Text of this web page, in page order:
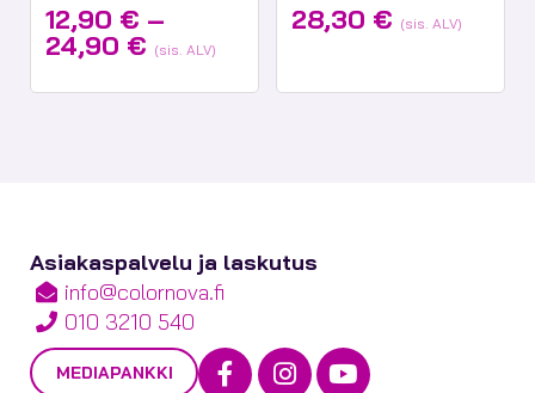
12,90 € –
24,90 € Hintaluokka:
-
(sis. ALV)
28,30 € (sis. ALV)
Asiakaspalvelu ja laskutus
info@colornova.fi
010 3210 540
MEDIAPANKKI Facebook
Instagram
Youtube